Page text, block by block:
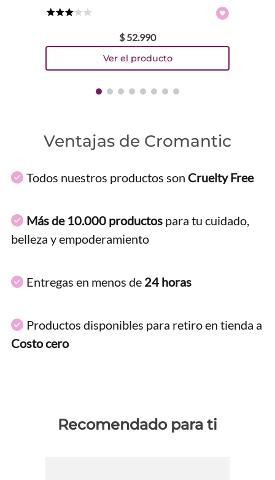
$ 52.990
Ventajas de Cromantic
Todos nuestros productos son Cruelty Free
Más de 10.000 productos para tu cuidado,
belleza y empoderamiento
Entregas en menos de 24 horas
Productos disponibles para retiro en tienda a
Costo cero
Recomendado para ti